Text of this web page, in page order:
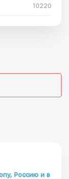
10220
Россию и в